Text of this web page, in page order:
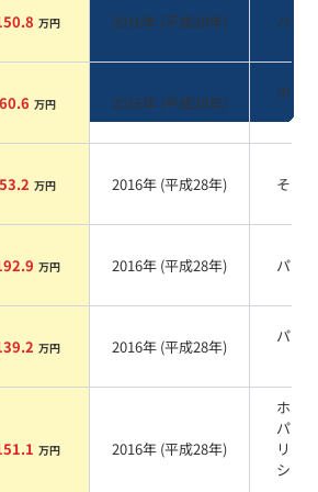
万円 2016年 (平成28年) パール
60.6 万円 2016年 (平成28年)
ホワ
53.2 万円 2016年 (平成28年) その他
万円 2016年 (平成28年) パール
万円 2016年 (平成28年)
パー
万円 2016年 (平成28年)
ホワ
パー
リス
シャ